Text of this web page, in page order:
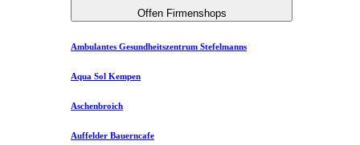
Offen Firmenshops
Ambulantes Gesundheitszentrum Stefelmanns
Aqua Sol Kempen
Aschenbroich
Auffelder Bauerncafe